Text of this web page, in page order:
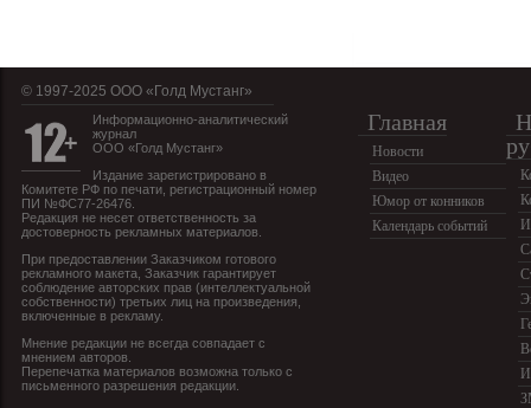
© 1997-2025 OOO «Голд Мустанг»
Информационно-аналитический
журнал
ООО «Голд Мустанг»
Издание зарегистрировано в
Комитете РФ по печати, регистрационный номер
ПИ №ФС77-26476.
Редакция не несет ответственность за
достоверность рекламных материалов.
При предоставлении Заказчиком готового
рекламного макета, Заказчик гарантирует
соблюдение авторских прав (интеллектуальной
собственности) третьих лиц на произведения,
включенные в рекламу.
Мнение редакции не всегда совпадает с
мнением авторов.
Перепечатка материалов возможна только с
письменного разрешения редакции.
Главная
Новости
Видео
Юмор от конников
Календарь событий